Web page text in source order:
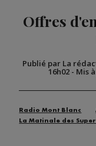
Offres
Publié par La
16h02 - Mis
Radio Mont Blanc
La Matinale des